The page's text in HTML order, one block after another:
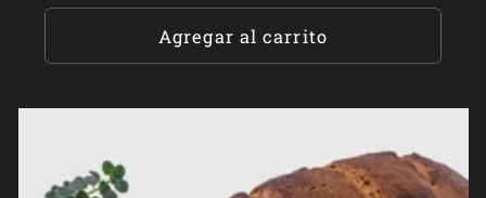
habitual
Agregar al carrito